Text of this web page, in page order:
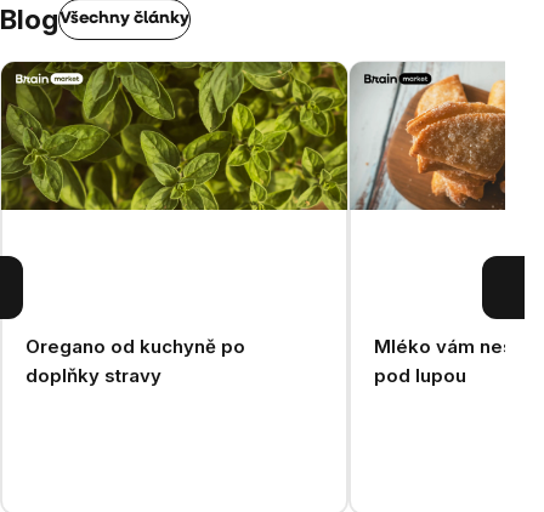
BlogVšechny články
Oregano od kuchyně po
doplňky stravy
Mléko vám
pod lupou